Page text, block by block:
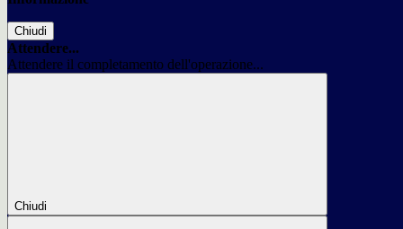
Chiudi
Attendere...
Attendere il completamento dell'operazione...
Chiudi